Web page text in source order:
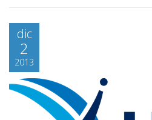
dic
2
2013